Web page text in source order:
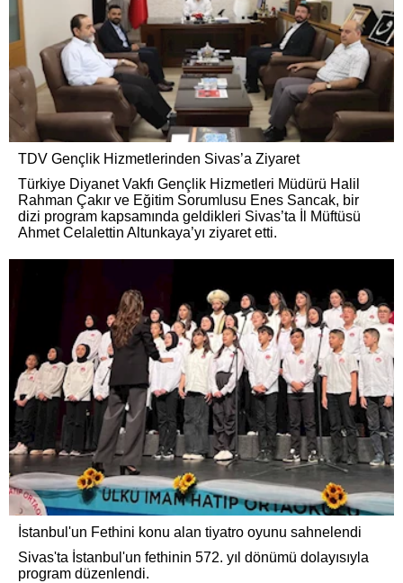
TDV Gençlik Hizmetlerinden Sivas’a Ziyaret
Türkiye Diyanet Vakfı Gençlik Hizmetleri Müdürü Halil
Rahman Çakır ve Eğitim Sorumlusu Enes Sancak, bir
dizi program kapsamında geldikleri Sivas’ta İl Müftüsü
Ahmet Celalettin Altunkaya’yı ziyaret etti.
İstanbul'un Fethini konu alan tiyatro oyunu sahnelendi
Sivas'ta İstanbul'un fethinin 572. yıl dönümü dolayısıyla
program düzenlendi.